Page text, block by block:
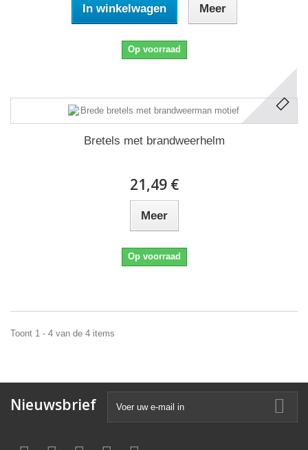
In winkelwagen Meer
Op voorraad
Bretels met brandweerhelm
21,49 €
Meer
Op voorraad
Toont 1 - 4 van de 4 items
Nieuwsbrief